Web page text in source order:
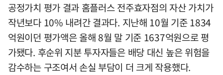
공정가치 평가 결과 홈플러스 전주효자점의 자산 가치가
작년보다 10% 내려간 결과다. 지난해 10월 기준 1834
억원이던 평가액은 올해 8월 말 기준 1637억원으로 평
가됐다. 후순위 지분 투자자들은 배당 대신 높은 위험을
감수하는 구조여서 손실 부담이 더 크게 작용했다.